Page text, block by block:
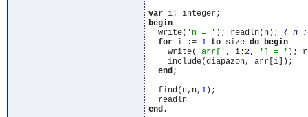
var
begin
  write(
'n = ' ); readln(n); { n
for i := 1 to size do begin
    write(
'arr[' , i:2, '] = ' );
    include(diapazon, arr[i]);
end;
  find(n,n,
1);
  readln
end